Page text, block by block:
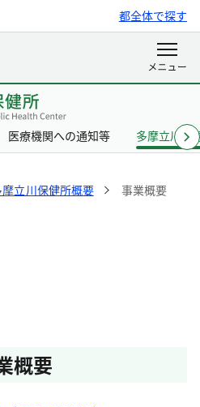
都全体で探す
医療機関への通知等 多摩立川保
摩立川保健所概要 事業概要
概要